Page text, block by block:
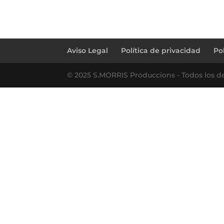
Aviso Legal
Política de privacidad
© 2025 S.MORRIS Produccions - Todos los